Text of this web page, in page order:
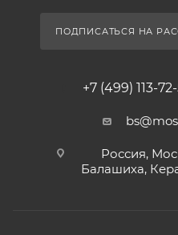
ПОДПИСАТЬСЯ НА
+7 (499) 113-72-
Россия,
Балашиха,